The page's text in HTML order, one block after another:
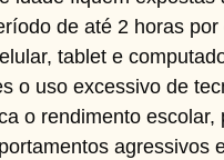
de até 2 horas
tablet e
o uso excessivo de
o rendimento
agressivos